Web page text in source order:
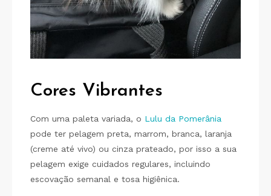
Cores Vibrantes
Com uma paleta variada, o Lulu da Pomerânia
pode ter pelagem preta, marrom, branca, laranja
(creme até vivo) ou cinza prateado, por isso a sua
pelagem exige cuidados regulares, incluindo
escovação semanal e tosa higiênica.